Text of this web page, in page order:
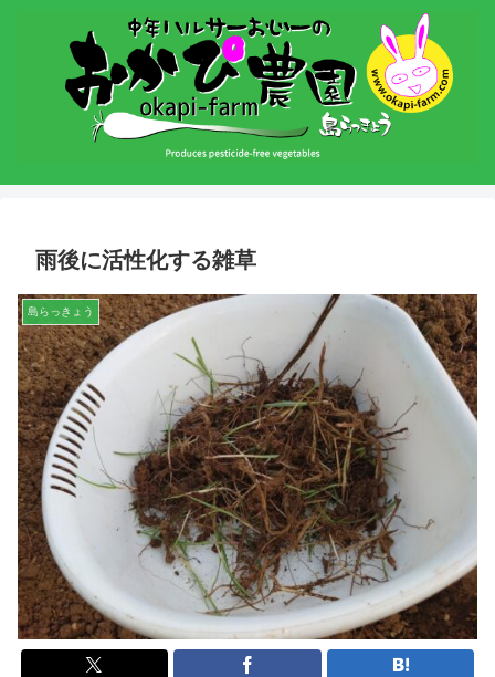
雨後に活性化する雑草
島らっきょう